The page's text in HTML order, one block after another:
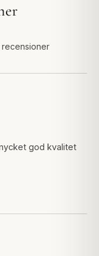
recensioner
god kvalitet